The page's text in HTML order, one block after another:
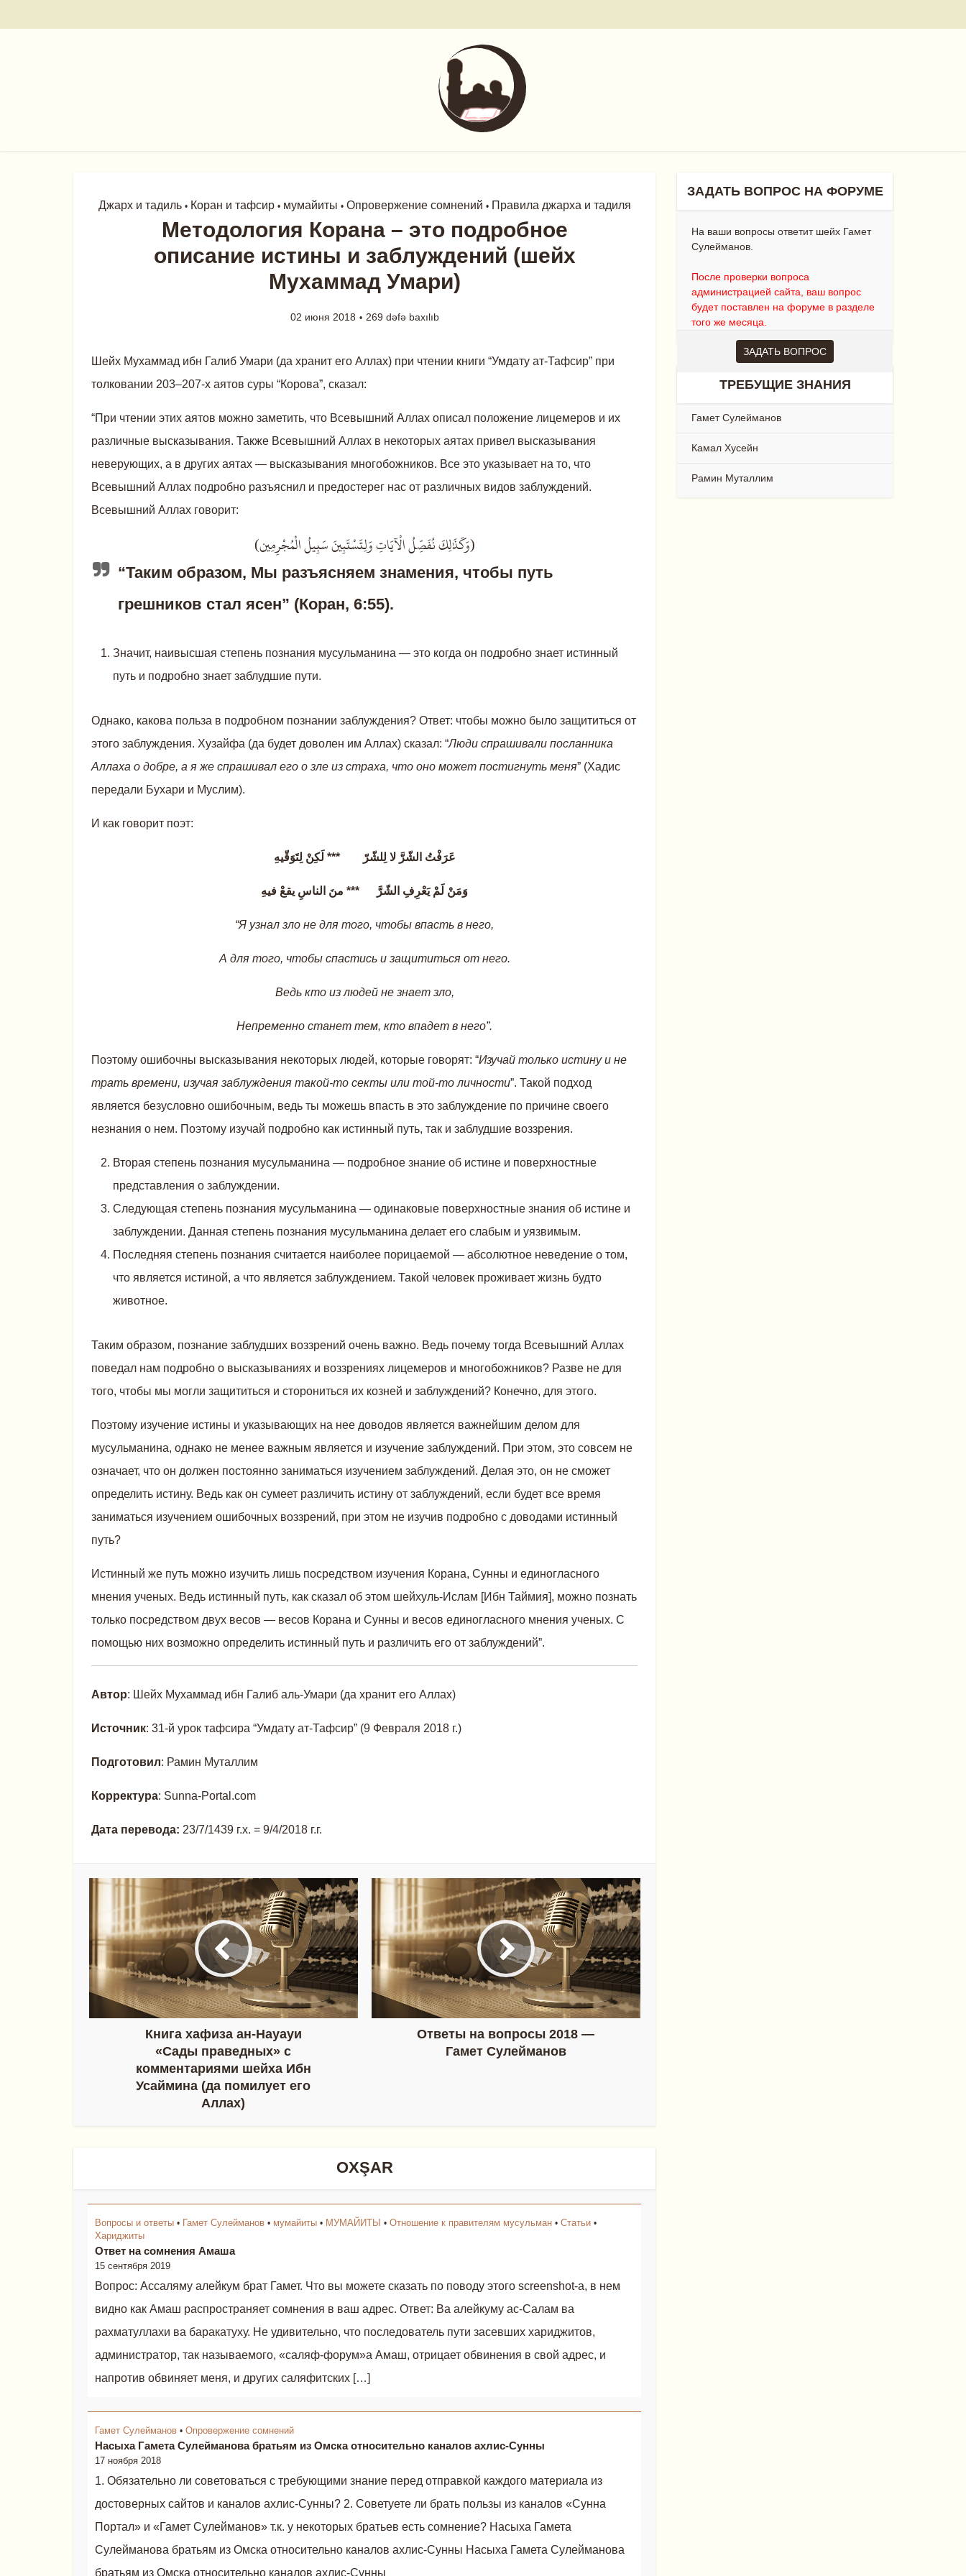
Джарх и тадиль • Коран и тафсир • мумайиты • Опровержение сомнений • Правила джарха и тадиля
Методология Корана – это подробное
описание истины и заблуждений (шейх
Мухаммад Умари)
02 июня 2018 269 dəfə baxılıb
Шейх Мухаммад ибн Галиб Умари (да хранит его Аллах) при чтении книги “Умдату ат-Тафсир” при
толковании 203–207-х аятов суры “Корова”, сказал:
“При чтении этих аятов можно заметить, что Всевышний Аллах описал положение лицемеров и их
различные высказывания. Также Всевышний Аллах в некоторых аятах привел высказывания
неверующих, а в других аятах — высказывания многобожников. Все это указывает на то, что
Всевышний Аллах подробно разъяснил и предостерег нас от различных видов заблуждений.
Всевышний Аллах говорит:
(وَكَذَٰلِكَ نُفَصِّلُ الْآيَاتِ وَلِتَسْتَبِينَ سَبِيلُ الْمُجْرِمِين)
“Таким образом, Мы разъясняем знамения, чтобы путь
грешников стал ясен” (Коран, 6:55).
Значит, наивысшая степень познания мусульманина — это когда он подробно знает истинный
путь и подробно знает заблудшие пути.
Однако, какова польза в подробном познании заблуждения? Ответ: чтобы можно было защититься от
этого заблуждения. Хузайфа (да будет доволен им Аллах) сказал: “Люди спрашивали посланника
Аллаха о добре, а я же спрашивал его о зле из страха, что оно может постигнуть меня” (Хадис
передали Бухари и Муслим).
И как говорит поэт:
عَرَفْتُ الشّرَّ لا لِلشّرّ *** لَكِنْ لِتَوَقّيهِ
وَمَنْ لَمْ يَعْرِفِ الشّرَّ *** منَ الناسِ يقعْ فيهِ
“Я узнал зло не для того, чтобы впасть в него,
А для того, чтобы спастись и защититься от него.
Ведь кто из людей не знает зло,
Непременно станет тем, кто впадет в него”.
Поэтому ошибочны высказывания некоторых людей, которые говорят: “Изучай только истину и не
трать времени, изучая заблуждения такой-то секты или той-то личности”. Такой подход
является безусловно ошибочным, ведь ты можешь впасть в это заблуждение по причине своего
незнания о нем. Поэтому изучай подробно как истинный путь, так и заблудшие воззрения.
Вторая степень познания мусульманина — подробное знание об истине и поверхностные
представления о заблуждении.
Следующая степень познания мусульманина — одинаковые поверхностные знания об истине и
заблуждении. Данная степень познания мусульманина делает его слабым и уязвимым.
Последняя степень познания считается наиболее порицаемой — абсолютное неведение о том,
что является истиной, а что является заблуждением. Такой человек проживает жизнь будто
животное.
Таким образом, познание заблудших воззрений очень важно. Ведь почему тогда Всевышний Аллах
поведал нам подробно о высказываниях и воззрениях лицемеров и многобожников? Разве не для
того, чтобы мы могли защититься и сторониться их козней и заблуждений? Конечно, для этого.
Поэтому изучение истины и указывающих на нее доводов является важнейшим делом для
мусульманина, однако не менее важным является и изучение заблуждений. При этом, это совсем не
означает, что он должен постоянно заниматься изучением заблуждений. Делая это, он не сможет
определить истину. Ведь как он сумеет различить истину от заблуждений, если будет все время
заниматься изучением ошибочных воззрений, при этом не изучив подробно с доводами истинный
путь?
Истинный же путь можно изучить лишь посредством изучения Корана, Сунны и единогласного
мнения ученых. Ведь истинный путь, как сказал об этом шейхуль-Ислам [Ибн Таймия], можно познать
только посредством двух весов — весов Корана и Сунны и весов единогласного мнения ученых. С
помощью них возможно определить истинный путь и различить его от заблуждений”.
Автор: Шейх Мухаммад ибн Галиб аль-Умари (да хранит его Аллах)
Источник: 31-й урок тафсира “Умдату ат-Тафсир” (9 Февраля 2018 г.)
Подготовил: Рамин Муталлим
Корректура: Sunna-Portal.com
Дата перевода: 23/7/1439 г.х. = 9/4/2018 г.г.
Книга хафиза ан-Науауи
«Сады праведных» с
комментариями шейха Ибн
Усаймина (да помилует его
Аллах)
Ответы на вопросы 2018 —
Гамет Сулейманов
OXŞAR
Вопросы и ответы • Гамет Сулейманов • мумайиты • МУМАЙИТЫ • Отношение к правителям мусульман • Статьи •
Хариджиты
Ответ на сомнения Амаша
15 сентября 2019
Вопрос: Ассаляму алейкум брат Гамет. Что вы можете сказать по поводу этого screenshot-а, в нем
видно как Амаш распространяет сомнения в ваш адрес. Ответ: Ва алейкуму ас-Салам ва
рахматуллахи ва баракатуху. Не удивительно, что последователь пути засевших хариджитов,
администратор, так называемого, «саляф-форум»а Амаш, отрицает обвинения в свой адрес, и
напротив обвиняет меня, и других саляфитских […]
Гамет Сулейманов • Опровержение сомнений
Насыха Гамета Сулейманова братьям из Омска относительно каналов ахлис-Сунны
17 ноября 2018
1. Обязательно ли советоваться с требующими знание перед отправкой каждого материала из
достоверных сайтов и каналов ахлис-Сунны? 2. Советуете ли брать пользы из каналов «Сунна
Портал» и «Гамет Сулейманов» т.к. у некоторых братьев есть сомнение? Насыха Гамета
Сулейманова братьям из Омска относительно каналов ахлис-Сунны Насыха Гамета Сулейманова
братьям из Омска относительно каналов ахлис-Сунны
ЗАДАТЬ ВОПРОС НА ФОРУМЕ
На ваши вопросы ответит шейх Гамет
Сулейманов.
После проверки вопроса
администрацией сайта, ваш вопрос
будет поставлен на форуме в разделе
того же месяца.
ЗАДАТЬ ВОПРОС
ТРЕБУЩИЕ ЗНАНИЯ
Гамет Сулейманов
Камал Хусейн
Рамин Муталлим